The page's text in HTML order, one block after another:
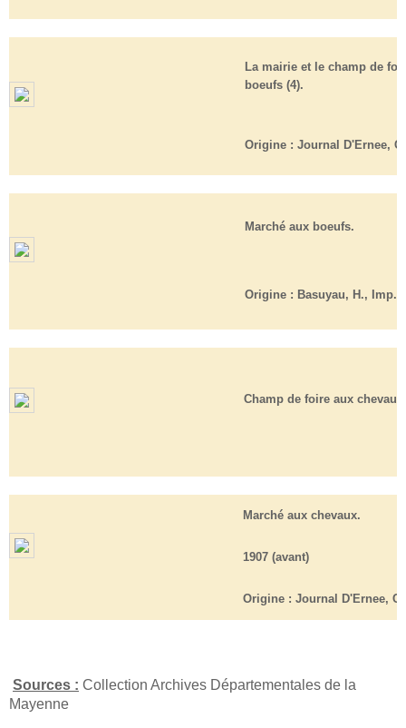
La mairie et le champ de
boeufs (4).
Origine : Journal D'Ernee,
Marché aux boeufs.
Origine : Basuyau, H.,
Champ de foire aux chevaux
Marché aux chevaux.
1907 (avant)
Origine : Journal D'Ernee,
Sources : Collection Archives Départementales de la
Mayenne